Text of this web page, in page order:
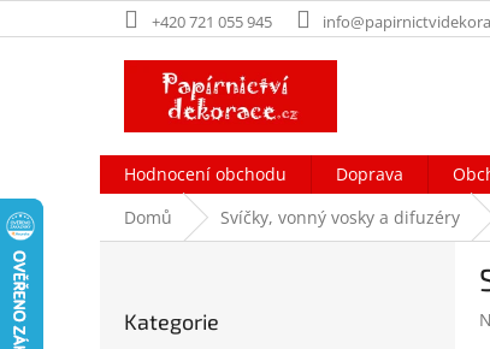
na
+420 721 055 945
Hodnocení obchodu Doprava
Domů
Svíčky, vonný vosky a difuzéry
kategorie
Kategorie